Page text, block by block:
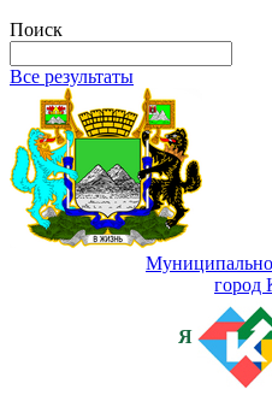
Поиск
Все результаты
город
Я